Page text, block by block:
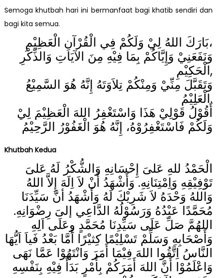
Semoga khutbah hari ini bermanfaat bagi khatib sendiri dan
bagi kita semua.
بَارَكَ اللهُ لِيْ وَلَكُمْ فِي الْقُرْآنِ الْعَظِيْمِ،
وَنَفَعَنِيْ وَإِيَّاكُمْ بِمَا فِيْهِ مِنَ الآيَاتِ وَالذِّكْرِ
الْحَكِيْمِ,
وَتَقَبَّلَ مِنِّيْ وَمِنْكُمْ تِلاَوَتَهُ إِنَّهُ هُوَ السَّمِيْعُ
الْعَلِيْمُ.
أَقُوْلُ قَوْلِيْ هَذَا وَاسْتَغْفِرُ اللهَ الْعَظِيْمَ لِيْ
وَلَكُمْ فَاسْتَغْفِرُوْهُ، إِنَّهُ هُوَ الْغَفُوْرُ الرَّحِيْمُ
Khutbah Kedua
الْحَمْدُ للهِ عَلىَ إِحْسَانِهِ وَالشُّكْرُ لَهُ عَلىَ
تَوْفِيْقِهِ وَاِمْتِنَانِهِ. وَأَشْهَدُ أَنْ لاَ اِلَهَ إِلاَّ اللهُ
وَاللهُ وَحْدَهُ لاَ شَرِيْكَ لَهُ وَأَشْهَدُ أنَّ سَيِّدَنَا
مُحَمَّدًا عَبْدُهُ وَرَسُوْلُهُ الدَّاعِي إلىَ رِضْوَانِهِ.
اللهُمَّ صَلِّ عَلَى سَيِّدِنَا مُحَمَّدٍ وِعَلَى اَلِهِ
وَأَصْحَابِهِ وَسَلِّمْ تَسْلِيْمًا كِثيْرًا أَمَّا بَعْدُ فَياَ اَيُّهَا
النَّاسُ اِتَّقُوا اللهَ فِيْمَا أَمَرَ وَانْتَهُوْا عَمَّا نَهَى
وَاعْلَمُوْا أَنَّ اللهَ أَمَرَكُمْ بِأَمْرٍ بَدَأَ فِيْهِ بِنَفْسِهِ